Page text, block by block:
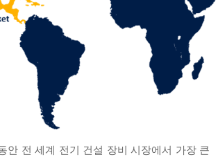
안 전 세계 전기 건설 장비 시장에서 가장 큰